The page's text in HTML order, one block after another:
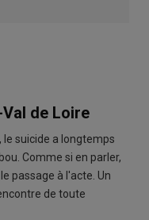
de Loire
le suicide a longtemps
Comme si en parler,
passage à l'acte. Un
de toute